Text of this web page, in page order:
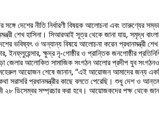
দেশের নীতি নির্ধারণী বিষয়ক আলোচনা এবং তারুণ্যের
শেখ হাসিনা। সিআরআই সূত্র থেকে জানা যায়,
ভবিষ্যৎ ও অন্যান্য বিষয়ে আলোচনা করেন প্রধানমন্ত্রী
ইনফ্লুয়েন্সার, ক্ষুদ্র নৃ-গোষ্ঠীর ও প্রান্তিক জনগোষ্ঠীর
আলোকিত সামাজিক সংগঠন আলোর প্রদীপ যুব
আয়োজন শেষে জানান, “এই আয়োজন আমাদের জন্য একটি
সরাসরি প্রধানমন্ত্রীর কাছে বলতে পেরেছি। শুধু দেশ ও
ডিসেম্বর সম্প্রচার করা হবে। আয়োজকদের পক্ষ থেকে